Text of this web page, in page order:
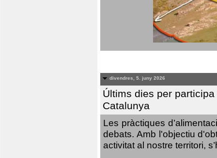
divendres, 5. juny 2026
Últims dies per
Catalunya
Les pràctiques
debats. Amb l'objectiu
activitat al nostre territori,